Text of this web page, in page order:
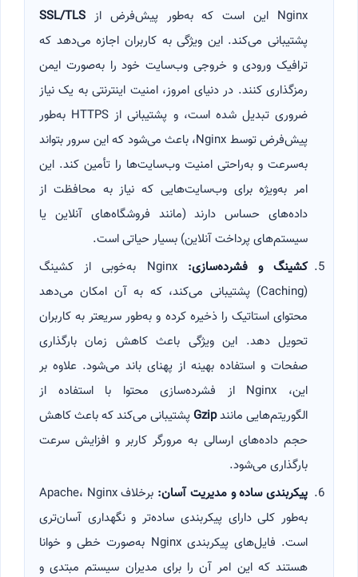
Nginx این است که به‌طور پیش‌فرض از
SSL/TLS
پشتیبانی می‌کند. این ویژگی به کاربران اجازه می‌دهد که
ترافیک ورودی و خروجی وب‌سایت خود را به‌صورت ایمن
رمزگذاری کنند. در دنیای امروز، امنیت اینترنتی به یک نیاز
ضروری تبدیل شده است، و پشتیبانی از HTTPS به‌طور
پیش‌فرض توسط Nginx، باعث می‌شود که این سرور بتواند
به‌سرعت و به‌راحتی امنیت وب‌سایت‌ها را تأمین کند. این
امر به‌ویژه برای وب‌سایت‌هایی که نیاز به محافظت از
داده‌های حساس دارند (مانند فروشگاه‌های آنلاین یا
سیستم‌های پرداخت آنلاین) بسیار حیاتی است.
کشینگ و فشرده‌سازی:
Nginx به‌خوبی از کشینگ
(Caching) پشتیبانی می‌کند، که به آن امکان می‌دهد
محتوای استاتیک را ذخیره کرده و به‌طور سریعتر به کاربران
تحویل دهد. این ویژگی باعث کاهش زمان بارگذاری
صفحات و استفاده بهینه از پهنای باند می‌شود. علاوه بر
این، Nginx از فشرده‌سازی محتوا با استفاده از
الگوریتم‌هایی مانندGzipپشتیبانی می‌کند که باعث کاهش
حجم داده‌های ارسالی به مرورگر کاربر و افزایش سرعت
بارگذاری می‌شود.
پیکربندی ساده و مدیریت آسان:
برخلاف Apache، Nginx
به‌طور کلی دارای پیکربندی ساده‌تر و نگهداری آسان‌تری
است. فایل‌های پیکربندی Nginx به‌صورت خطی و خوانا
هستند که این امر آن را برای مدیران سیستم مبتدی و